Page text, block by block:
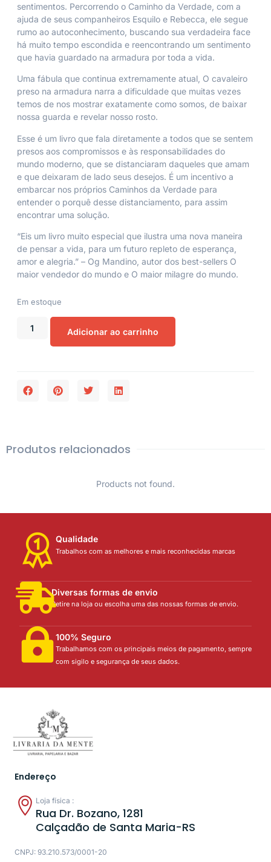
sentimentos. Percorrendo o Caminho da Verdade, com a
ajuda de seus companheiros Esquilo e Rebecca, ele segue
rumo ao autoconhecimento, buscando sua verdadeira face
há muito tempo escondida e reencontrando um sentimento
que havia guardado na armadura por toda a vida.
Uma fábula que continua extremamente atual, O cavaleiro
preso na armadura narra a dificuldade que muitas vezes
temos de nos mostrar exatamente como somos, de baixar
nossa guarda e revelar nosso rosto.
Esse é um livro que fala diretamente a todos que se sentem
presos aos compromissos e às responsabilidades do
mundo moderno, que se distanciaram daqueles que amam
e que deixaram de lado seus desejos. É um incentivo a
embarcar nos próprios Caminhos da Verdade para
entender o porquê desse distanciamento, para assim
encontrar uma solução.
“Eis um livro muito especial que ilustra uma nova maneira
de pensar a vida, para um futuro repleto de esperança,
amor e alegria.” – Og Mandino, autor dos best-sellers O
maior vendedor do mundo e O maior milagre do mundo.
Em estoque
Adicionar ao carrinho
Produtos relacionados
Products not found.
Qualidade
Trabalhos com as melhores e mais reconhecidas marcas
Diversas formas de envio
Retire na loja ou escolha uma das nossas formas de envio.
100% Seguro
Trabalhamos com os principais meios de pagamento, sempre
com sigilo e segurança de seus dados.
Endereço
Loja física :
Rua Dr. Bozano, 1281
Calçadão de Santa Maria-RS
CNPJ: 93.210.573/0001-20